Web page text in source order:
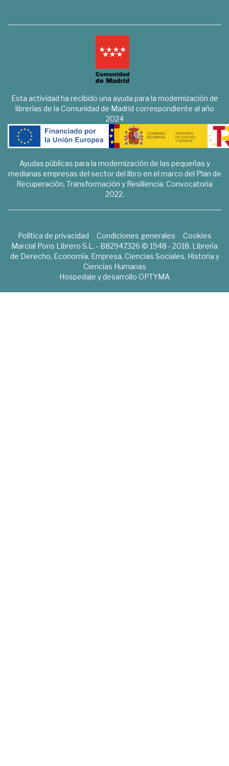
Esta actividad ha recibido una ayuda para la modernización de
librerías de la Comunidad de Madrid correspondiente al año
2024
Ayudas públicas para la modernización de las pequeñas y
medianas empresas del sector del libro en el marco del Plan de
Recuperación, Transformación y Resiliencia. Convocatoria
2022.
Política de privacidad Condiciones generales
Cookies
Marcial Pons Librero S.L. - B82947326 © 1948 - 2018. Librería
de Derecho, Economía, Empresa, Ciencias Sociales, Historia y
Ciencias Humanas
Hospedaje y desarrollo OPTYMA